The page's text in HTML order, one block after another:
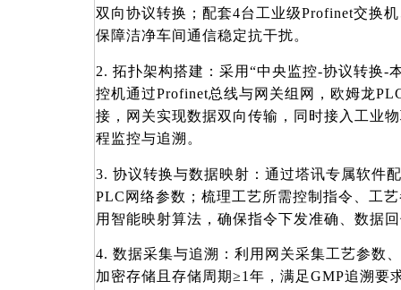
双向协议转换；配套4台工业级Profinet交换
保障洁净车间通信稳定抗干扰。
2. 拓扑架构搭建：采用“中央监控-协议转换-
控机通过Profinet总线与网关组网，欧姆龙
接，网关实现数据双向传输，同时接入工业
程监控与追溯。
3. 协议转换与数据映射：通过塔讯专属软件
PLC网络参数；梳理工艺所需控制指令、工
用智能映射算法，确保指令下发准确、数据
4. 数据采集与追溯：利用网关采集工艺参数
加密存储且存储周期≥1年，满足GMP追溯要